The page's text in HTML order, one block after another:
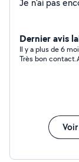
Dernier avis
Il y a plus de 6
Très bon